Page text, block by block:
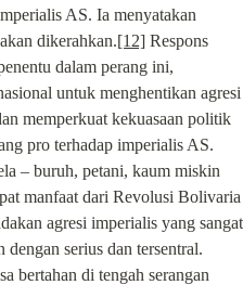
AS. Ia menyatakan
dikerahkan.[12] Respons
dalam perang ini,
untuk menghentikan agresi
memperkuat kekuasaan politik
pro terhadap imperialis AS.
– buruh, petani, kaum miskin
manfaat dari Revolusi Bolivaria
agresi imperialis yang sangat
serius dan tersentral.
bertahan di tengah serangan